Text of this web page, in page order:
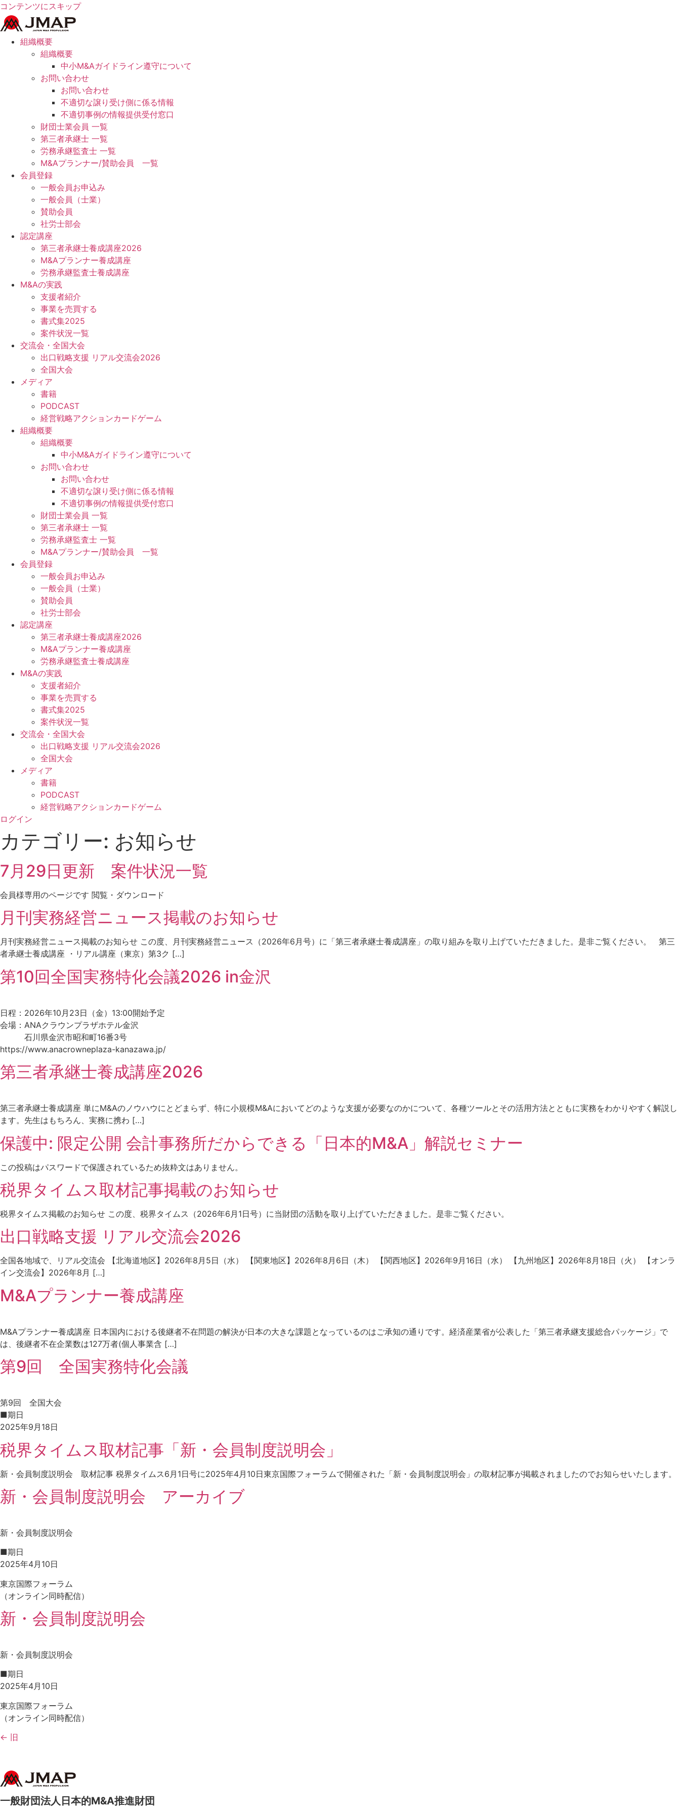
コンテンツにスキップ
組織概要
組織概要
中小M&Aガイドライン遵守について
お問い合わせ
お問い合わせ
不適切な譲り受け側に係る情報
不適切事例の情報提供受付窓口
財団士業会員 一覧
第三者承継士 一覧
労務承継監査士 一覧
M&Aプランナー/賛助会員 一覧
会員登録
一般会員お申込み
一般会員（士業）
賛助会員
社労士部会
認定講座
第三者承継士養成講座2026
M&Aプランナー養成講座
労務承継監査士養成講座
M&Aの実践
支援者紹介
事業を売買する
書式集2025
案件状況一覧
交流会・全国大会
出口戦略支援 リアル交流会2026
全国大会
メディア
書籍
PODCAST
経営戦略アクションカードゲーム
組織概要
組織概要
中小M&Aガイドライン遵守について
お問い合わせ
お問い合わせ
不適切な譲り受け側に係る情報
不適切事例の情報提供受付窓口
財団士業会員 一覧
第三者承継士 一覧
労務承継監査士 一覧
M&Aプランナー/賛助会員 一覧
会員登録
一般会員お申込み
一般会員（士業）
賛助会員
社労士部会
認定講座
第三者承継士養成講座2026
M&Aプランナー養成講座
労務承継監査士養成講座
M&Aの実践
支援者紹介
事業を売買する
書式集2025
案件状況一覧
交流会・全国大会
出口戦略支援 リアル交流会2026
全国大会
メディア
書籍
PODCAST
経営戦略アクションカードゲーム
ログイン
カテゴリー: お知らせ
7月29日更新 案件状況一覧
会員様専用のページです 閲覧・ダウンロード
月刊実務経営ニュース掲載のお知らせ
月刊実務経営ニュース掲載のお知らせ この度、月刊実務経営ニュース（2026年6月号）に「第三者承継士養成講座」の取り組みを取り上げていただきました。是非ご覧ください。 第三
者承継士養成講座 ・リアル講座（東京）第3ク […]
第10回全国実務特化会議2026 in金沢
日程：2026年10月23日（金）13:00開始予定
会場：ANAクラウンプラザホテル金沢
石川県金沢市昭和町16番3号
https://www.anacrowneplaza-kanazawa.jp/
第三者承継士養成講座2026
第三者承継士養成講座 単にM&Aのノウハウにとどまらず、特に小規模M&Aにおいてどのような支援が必要なのかについて、各種ツールとその活用方法とともに実務をわかりやすく解説し
ます。先生はもちろん、実務に携わ […]
保護中: 限定公開 会計事務所だからできる「日本的M&A」解説セミナー
この投稿はパスワードで保護されているため抜粋文はありません。
税界タイムス取材記事掲載のお知らせ
税界タイムス掲載のお知らせ この度、税界タイムス（2026年6月1日号）に当財団の活動を取り上げていただきました。是非ご覧ください。
出口戦略支援 リアル交流会2026
全国各地域で、リアル交流会 【北海道地区】2026年8月5日（水） 【関東地区】2026年8月6日（木） 【関西地区】2026年9月16日（水） 【九州地区】2026年8月18日（火） 【オンラ
イン交流会】2026年8月 […]
M&Aプランナー養成講座
M&Aプランナー養成講座 日本国内における後継者不在問題の解決が日本の大きな課題となっているのはご承知の通りです。経済産業省が公表した「第三者承継支援総合パッケージ」で
は、後継者不在企業数は127万者(個人事業含 […]
第9回 全国実務特化会議
第9回 全国大会
■期日
2025年9月18日
税界タイムス取材記事「新・会員制度説明会」
新・会員制度説明会 取材記事 税界タイムス6月1日号に2025年4月10日東京国際フォーラムで開催された「新・会員制度説明会」の取材記事が掲載されましたのでお知らせいたします。
新・会員制度説明会 アーカイブ
新・会員制度説明会
■期日
2025年4月10日
東京国際フォーラム
（オンライン同時配信）
新・会員制度説明会
新・会員制度説明会
■期日
2025年4月10日
東京国際フォーラム
（オンライン同時配信）
← 旧
一般財団法人 日本的M&A推進財団